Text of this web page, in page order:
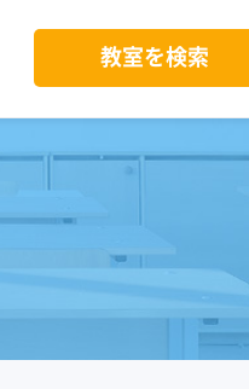
教室を検索